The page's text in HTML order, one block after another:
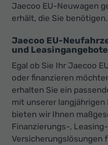
Jaecoo EU-Neuwagen
erhält, die Sie benötigen.
Jaecoo EU-
und Leasingangebote
Egal ob Sie Ihr Jaecoo
oder finanzieren
erhalten Sie ein
mit unserer
bieten wir Ihnen
Finanzierungs-,
Versicherungslösungen